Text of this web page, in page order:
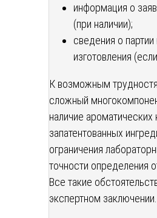
информация о
(при наличии);
сведения о партии
изготовления
К возможным
сложный
наличие ароматических
запатентованных
ограничения
точности определения
Все такие
экспертном заключении.